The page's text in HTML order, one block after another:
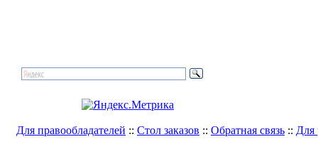
Для правообладателей :: Стол заказов :: Обратная связь :: Для